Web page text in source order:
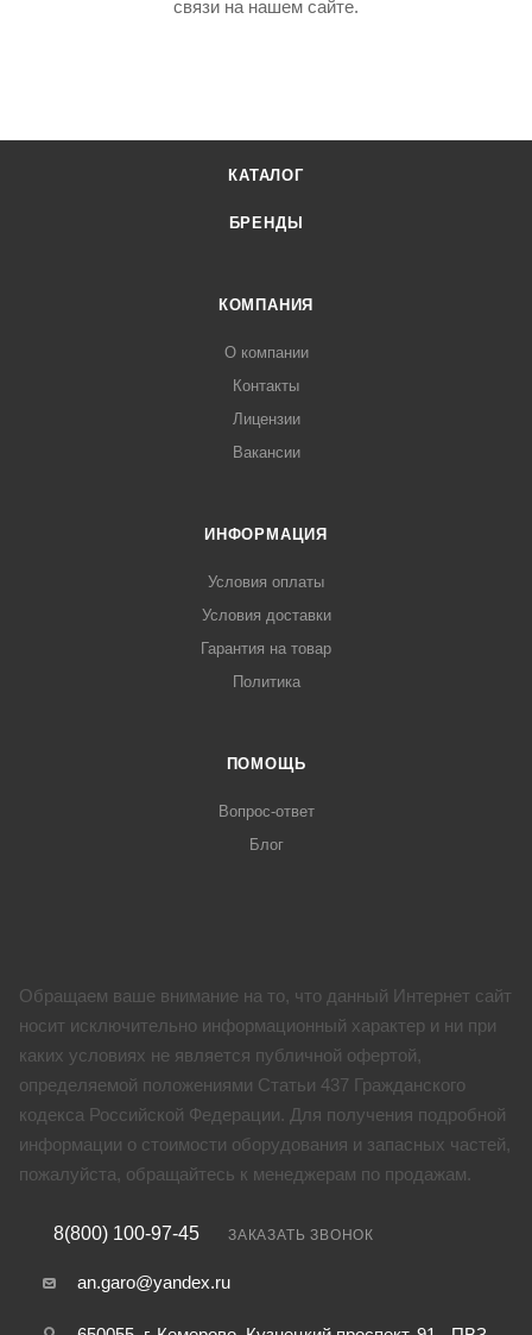
связи на нашем сайте.
КАТАЛОГ
БРЕНДЫ
КОМПАНИЯ
О компании
Контакты
Лицензии
Вакансии
ИНФОРМАЦИЯ
Условия оплаты
Условия доставки
Гарантия на товар
Политика
ПОМОЩЬ
Вопрос-ответ
Блог
Обращаем ваше внимание на то, что данный Интернет сайт
носит исключительно информационный характер и ни при
каких условиях не является публичной офертой,
определяемой положениями Статьи 437 Гражданского
кодекса Российской Федерации. Для получения подробной
информации о стоимости оборудования и запасных частей,
пожалуйста, обращайтесь к менеджерам по продажам.
8(800) 100-97-45 ЗАКАЗАТЬ ЗВОНОК
an.garo@yandex.ru